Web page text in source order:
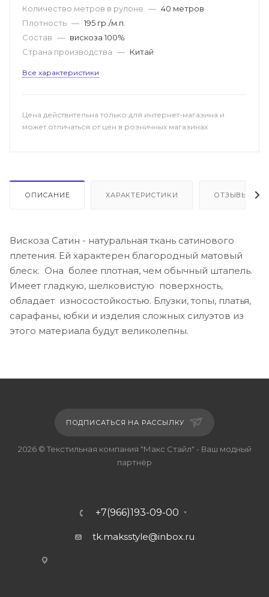
Количество метров в рулоне — 40 метров
Плотность — 195 гр./м.п.
Состав — вискоза 100%
Страна производства — Китай
Все характеристики
Цена действительна только для интернет-магазина и
может отличаться от цен в розничных магазинах
ОПИСАНИЕ ХАРАКТЕРИСТИКИ ОТЗЫВЫ
Вискоза Сатин - натуральная ткань сатинового
плетения. Ей характерен благородный матовый
блеск. Она более плотная, чем обычный штапель.
Имеет гладкую, шелковистую поверхность,
обладает износостойкостью. Блузки, топы, платья,
сарафаны, юбки и изделия сложных силуэтов из
этого материала будут великолепны.
ПОДПИСАТЬСЯ НА РАССЫЛКУ
2026 © Текстильная компания "Макс Стайл" - Ваш модный
партнёр
+7(966)193-09-00
tk.maksstyle@inbox.ru